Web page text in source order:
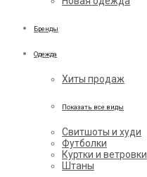
Бренды
Одежда
Хиты продаж
Показать все виды
Свитшоты и худи
Футболки
Куртки и ветровки
Штаны